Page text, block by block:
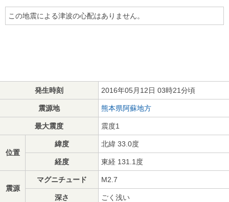
この地震による津波の心配はありません。
発生時刻 2016年05月12日 03時21分頃
震源地 熊本県阿蘇地方
最大震度 震度1
位置
緯度 北緯 33.0度
経度 東経 131.1度
震源
マグニチュード M2.7
深さ ごく浅い